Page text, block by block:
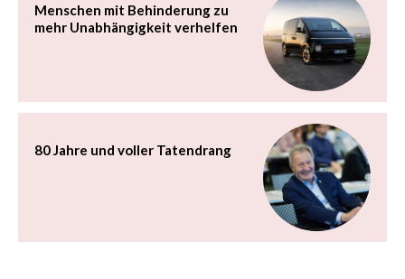
Menschen mit Behinderung zu
mehr Unabhängigkeit verhelfen
80 Jahre und voller Tatendrang